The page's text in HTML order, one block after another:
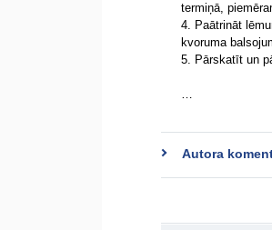
termiņā,
4. Paātrināt
kvoruma
5. Pārskatīt un
…
Autora